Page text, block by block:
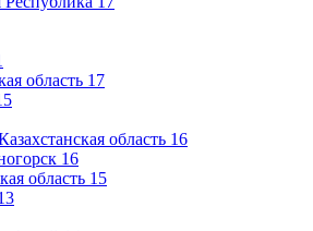
область 17
область 16
16
область 15